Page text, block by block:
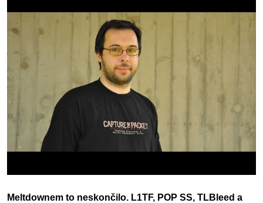
Meltdownem to neskončilo. L1TF, POP SS, TLBleed a